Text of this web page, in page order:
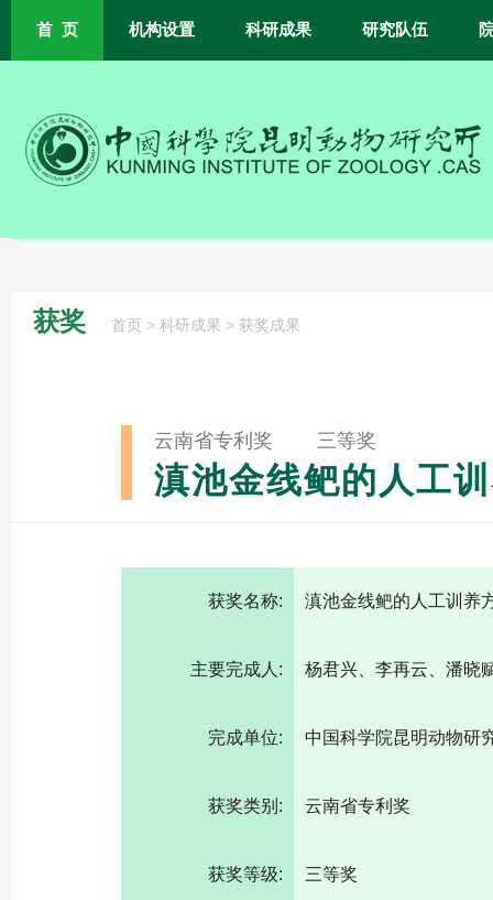
首 页 机构设置 科研成果 研究队伍
获奖 首页 > 科研成果 > 获奖成果
云南省专利奖 三等奖
滇池金线鲃的人工
获奖名称: 滇池金线鲃的人工训养
主要完成人: 杨君兴、李再云、潘晓
完成单位: 中国科学院昆明动物研
获奖类别: 云南省专利奖
获奖等级: 三等奖